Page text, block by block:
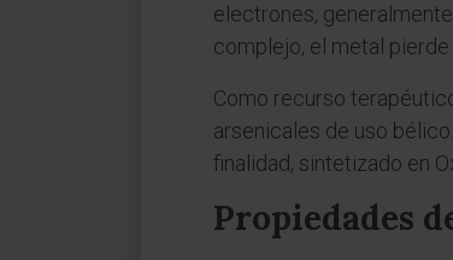
electrones,
complejo, el metal
Como recurso
arsenicales de uso
finalidad, sintetizado en
Propiedades